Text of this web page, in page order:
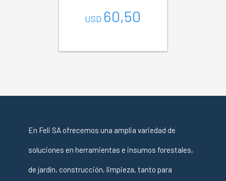
USD 60,50
En Feli SA ofrecemos una amplia variedad de
soluciones en herramientas e insumos forestales,
de jardín, construcción, limpieza, tanto para